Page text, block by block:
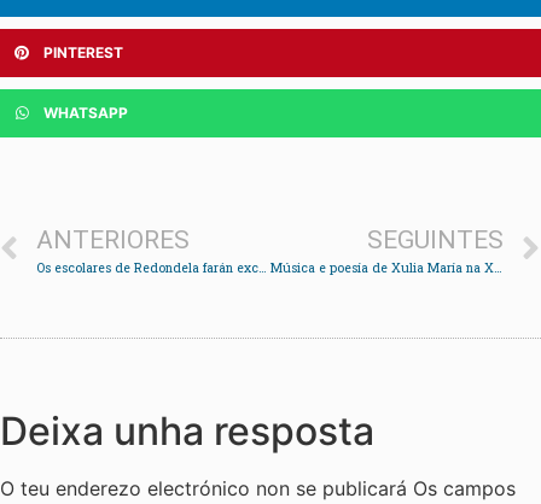
PINTEREST
WHATSAPP
ANTERIORES
Os escolares de Redondela farán excursións didácticas á illa de San Simón
SEGUINTES
Música e poesía de Xulia María na Xunqueira
Deixa unha resposta
O teu enderezo electrónico non se publicará Os campos